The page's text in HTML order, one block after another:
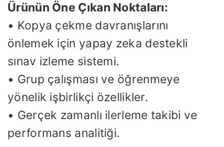
Ürünün Öne Çıkan Noktaları:
• Kopya çekme davranışlarını
önlemek için yapay zeka destekli
sınav izleme sistemi.
• Grup çalışması ve öğrenmeye
yönelik işbirlikçi özellikler.
• Gerçek zamanlı ilerleme takibi ve
performans analitiği.